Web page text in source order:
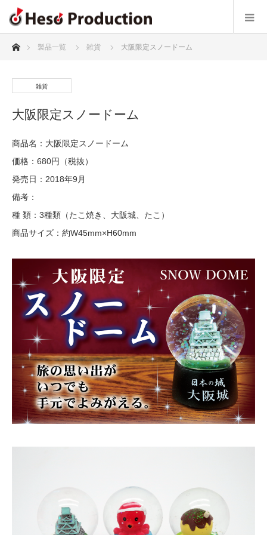
ホーム製品一覧 雑貨 大阪限定スノードーム
雑貨
大阪限定スノードーム
商品名：大阪限定スノードーム
価格：680円（税抜）
発売日：2018年9月
備考：
種 類：3種類（たこ焼き、大阪城、たこ）
商品サイズ：約W45mm×H60mm